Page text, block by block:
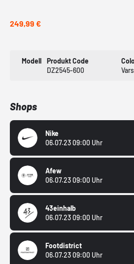
249,99 €
Modell
Produkt Code
DZ2545-600
Shops
Nike
06.07.23 09:00 Uhr
Afew
06.07.23 09:00 Uhr
43einhalb
06.07.23 09:00 Uhr
Footdistrict
06.07.23 09:00 Uhr